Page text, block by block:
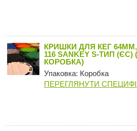
КРИШКИ ДЛЯ КЕГ 64ММ,
116 SANKEY S-ТИП (ЄС)
КОРОБКА)
Упаковка: Коробка
ПЕРЕГЛЯНУТИ